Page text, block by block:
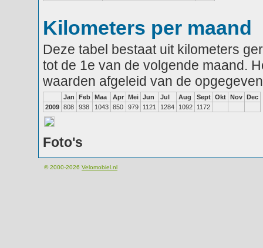
Kilometers per maand
Deze tabel bestaat uit kilometers
tot de 1e van de volgende maand.
waarden afgeleid van de
Jan Feb Maa Apr Mei Jun Jul Aug Sept Okt Nov Dec
2009 808 938 1043 850 979 1121 1284 1092 1172
Foto's
© 2000-2026 Velomobiel.nl